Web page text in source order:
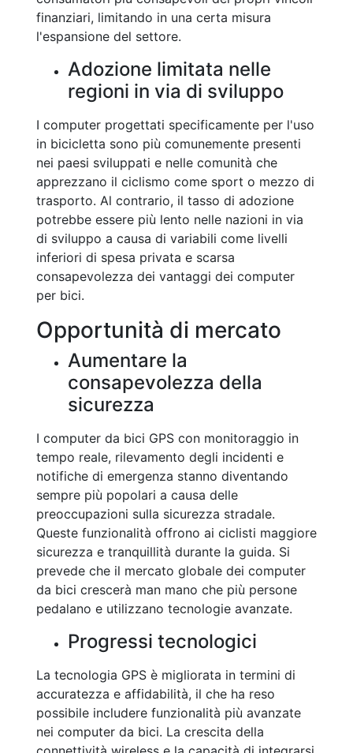
finanziari, limitando in una certa misura
l'espansione del settore.
Adozione limitata nelle
regioni in via di sviluppo
I computer progettati specificamente per l'uso
in bicicletta sono più comunemente presenti
nei paesi sviluppati e nelle comunità che
apprezzano il ciclismo come sport o mezzo di
trasporto. Al contrario, il tasso di adozione
potrebbe essere più lento nelle nazioni in via
di sviluppo a causa di variabili come livelli
inferiori di spesa privata e scarsa
consapevolezza dei vantaggi dei computer
per bici.
Opportunità di mercato
Aumentare la
consapevolezza della
sicurezza
I computer da bici GPS con monitoraggio in
tempo reale, rilevamento degli incidenti e
notifiche di emergenza stanno diventando
sempre più popolari a causa delle
preoccupazioni sulla sicurezza stradale.
Queste funzionalità offrono ai ciclisti maggiore
sicurezza e tranquillità durante la guida. Si
prevede che il mercato globale dei computer
da bici crescerà man mano che più persone
pedalano e utilizzano tecnologie avanzate.
Progressi tecnologici
La tecnologia GPS è migliorata in termini di
accuratezza e affidabilità, il che ha reso
possibile includere funzionalità più avanzate
nei computer da bici. La crescita della